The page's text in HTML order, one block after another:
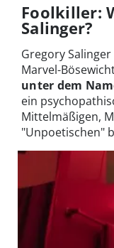
Foolkiller:
Salinger?
Gregory
Marvel-
unter dem
ein
Mittelmäßigen,
"Unpoetischen"